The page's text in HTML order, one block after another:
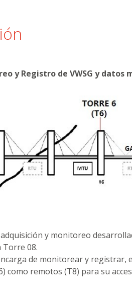
y Registro de VWSG y
y monitoreo
Torre 08.
de monitorear y
como remotos (T8) para su